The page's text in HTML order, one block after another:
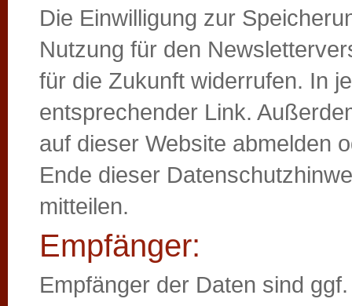
Die Einwilligung zur
Nutzung für den
für die Zukunft widerrufen. In
entsprechender Link.
auf dieser Website abmelden
Ende dieser
mitteilen.
Empfänger:
Empfänger der Daten sind